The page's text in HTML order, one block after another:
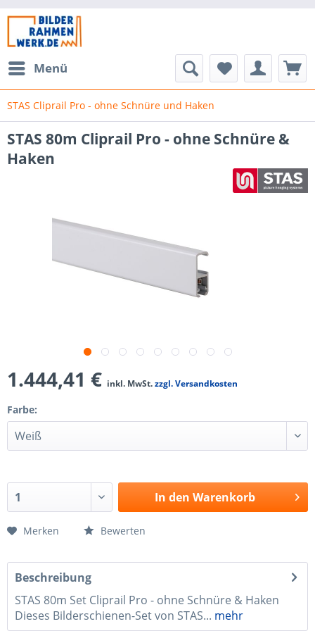
Menü
STAS Cliprail Pro - ohne Schnüre und Haken
STAS 80m Cliprail Pro - ohne Schnüre &
Haken
1.444,41 € inkl. MwSt.zzgl. Versandkosten
Farbe:
In den Warenkorb
Merken Bewerten
Beschreibung
STAS 80m Set Cliprail Pro - ohne Schnüre & Haken
Dieses Bilderschienen-Set von STAS... mehr